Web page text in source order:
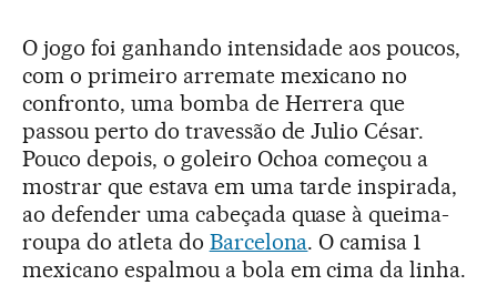
O jogo foi ganhando intensidade aos poucos,
com o primeiro arremate mexicano no
confronto, uma bomba de Herrera que
passou perto do travessão de Julio César.
Pouco depois, o goleiro Ochoa começou a
mostrar que estava em uma tarde inspirada,
ao defender uma cabeçada quase à queima-
roupa do atleta do Barcelona. O camisa 1
mexicano espalmou a bola em cima da linha.